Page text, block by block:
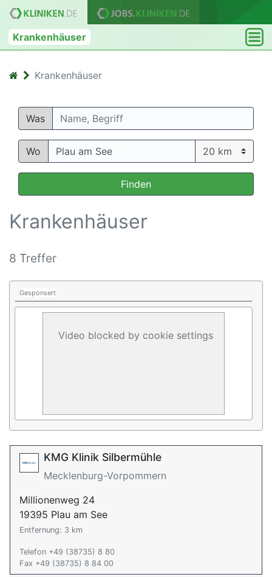
Krankenhäuser
Krankenhäuser
Was
Wo
Finden
Krankenhäuser
8 Treffer
Gesponsert
Video blocked by cookie settings
KMG Klinik Silbermühle
Mecklenburg-Vorpommern
Millionenweg 24
19395 Plau am See
Entfernung: 3 km
Telefon +49 (38735) 8 80
Fax +49 (38735) 8 84 00